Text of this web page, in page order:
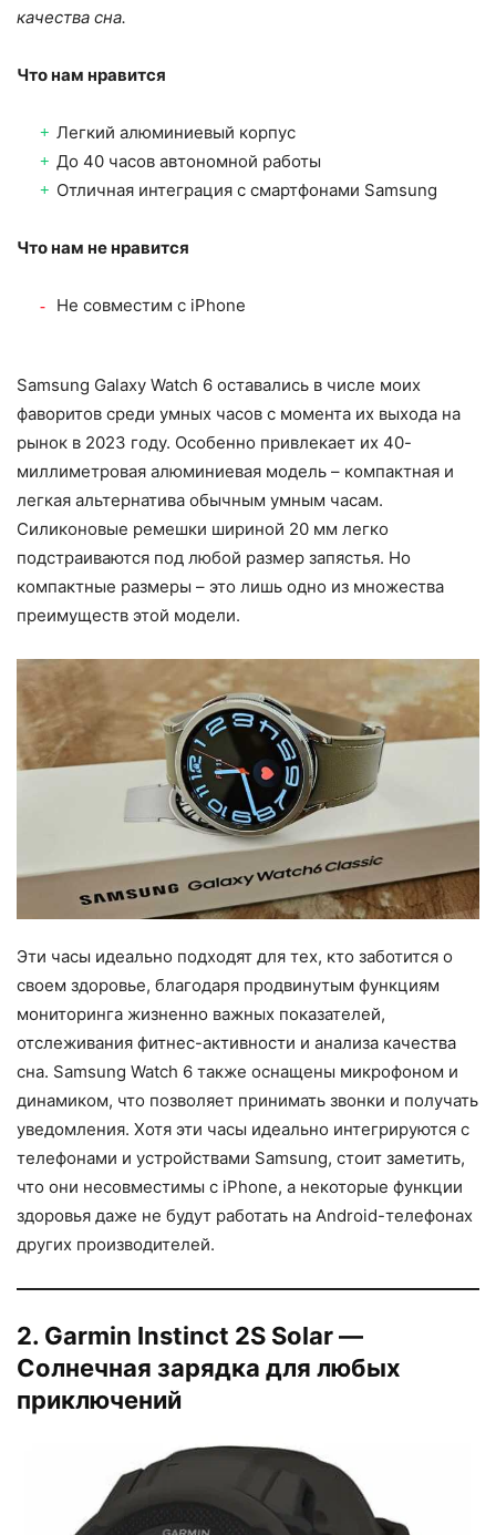
качества сна.
Что нам нравится
Легкий алюминиевый корпус
До 40 часов автономной работы
Отличная интеграция с смартфонами Samsung
Что нам не нравится
Не совместим с iPhone
Samsung Galaxy Watch 6 оставались в числе моих
фаворитов среди умных часов с момента их выхода на
рынок в 2023 году. Особенно привлекает их 40-
миллиметровая алюминиевая модель – компактная и
легкая альтернатива обычным умным часам.
Силиконовые ремешки шириной 20 мм легко
подстраиваются под любой размер запястья. Но
компактные размеры – это лишь одно из множества
преимуществ этой модели.
Эти часы идеально подходят для тех, кто заботится о
своем здоровье, благодаря продвинутым функциям
мониторинга жизненно важных показателей,
отслеживания фитнес-активности и анализа качества
сна. Samsung Watch 6 также оснащены микрофоном и
динамиком, что позволяет принимать звонки и получать
уведомления. Хотя эти часы идеально интегрируются с
телефонами и устройствами Samsung, стоит заметить,
что они несовместимы с iPhone, а некоторые функции
здоровья даже не будут работать на Android-телефонах
других производителей.
2. Garmin Instinct 2S Solar —
Солнечная зарядка для любых
приключений